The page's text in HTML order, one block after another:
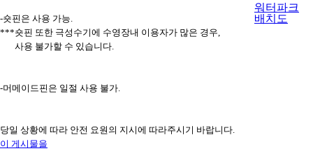
-숏핀은 사용 가능.
***숏핀 또한 극성수기에 수영장내 이용자가 많은 경우,
사용 불가할 수 있습니다.
-머메이드핀은 일절 사용 불가.
당일 상황에 따라 안전 요원의 지시에 따라주시기 바랍니다.
이 게시물을
워터파크
배치도